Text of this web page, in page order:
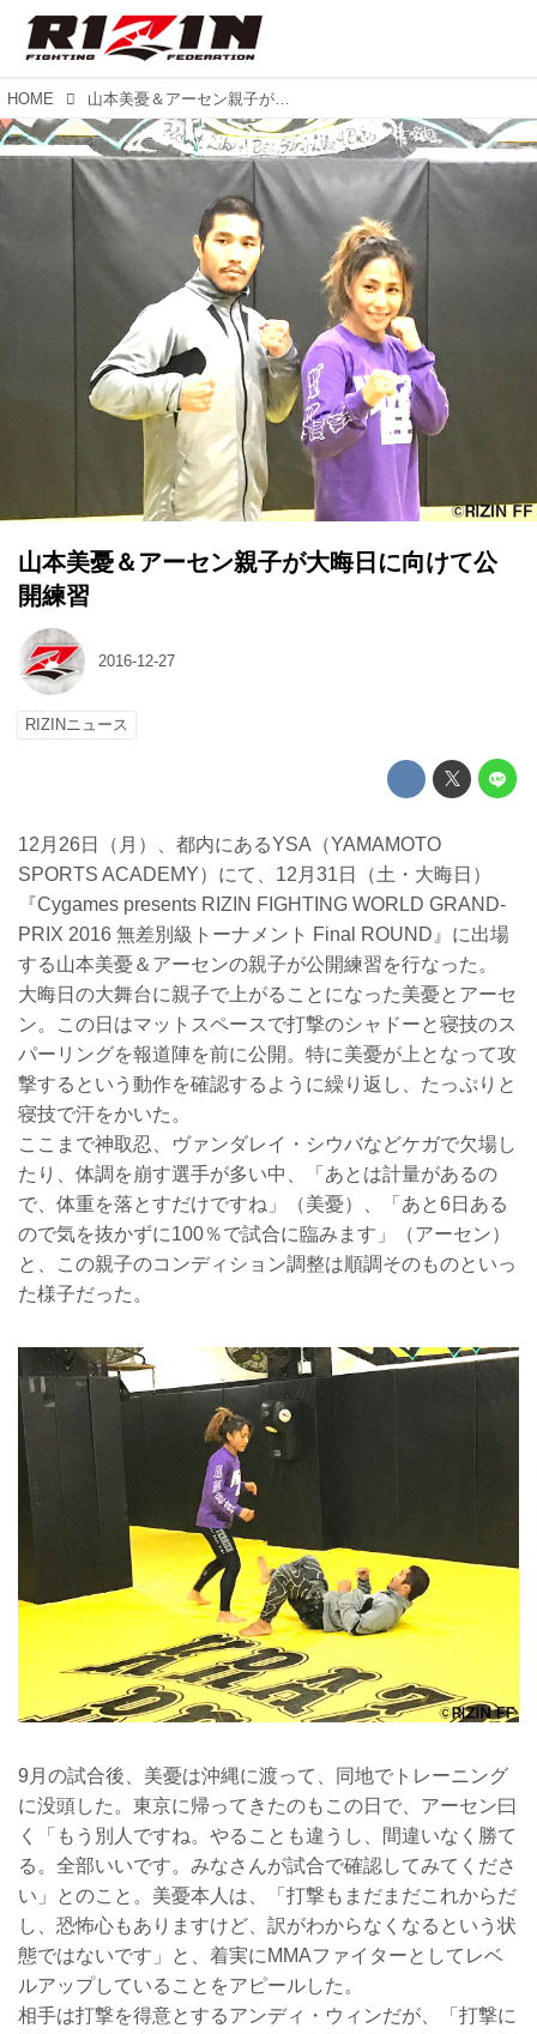
HOME 山本美憂＆アーセン親子が大晦日に向けて公開練習
山本美憂＆アーセン親子が大晦日に向けて公
開練習
2016-12-27
RIZINニュース
12月26日（月）、都内にあるYSA（YAMAMOTO
SPORTS ACADEMY）にて、12月31日（土・大晦日）
『Cygames presents RIZIN FIGHTING WORLD GRAND-
PRIX 2016 無差別級トーナメント Final ROUND』に出場
する山本美憂＆アーセンの親子が公開練習を行なった。
大晦日の大舞台に親子で上がることになった美憂とアーセ
ン。この日はマットスペースで打撃のシャドーと寝技のス
パーリングを報道陣を前に公開。特に美憂が上となって攻
撃するという動作を確認するように繰り返し、たっぷりと
寝技で汗をかいた。
ここまで神取忍、ヴァンダレイ・シウバなどケガで欠場し
たり、体調を崩す選手が多い中、「あとは計量があるの
で、体重を落とすだけですね」（美憂）、「あと6日ある
ので気を抜かずに100％で試合に臨みます」（アーセン）
と、この親子のコンディション調整は順調そのものといっ
た様子だった。
9月の試合後、美憂は沖縄に渡って、同地でトレーニング
に没頭した。東京に帰ってきたのもこの日で、アーセン曰
く「もう別人ですね。やることも違うし、間違いなく勝て
る。全部いいです。みなさんが試合で確認してみてくださ
い」とのこと。美憂本人は、「打撃もまだまだこれからだ
し、恐怖心もありますけど、訳がわからなくなるという状
態ではないです」と、着実にMMAファイターとしてレベ
ルアップしていることをアピールした。
相手は打撃を得意とするアンディ・ウィンだが、「打撃に